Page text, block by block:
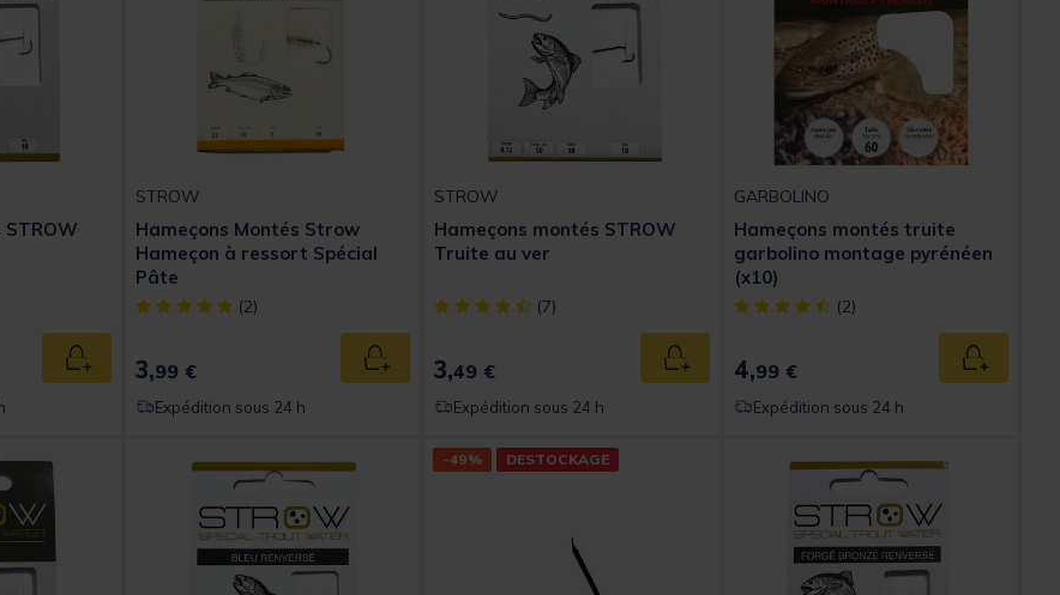
STROW
5 Customer Rating
Ajouter au panier
STROW
Hameçons Montés Strow
Hameçon à ressort Spécial
Pâte
[object Object] out of 5 Customer Rating
(2)
3,99 € Ajouter au panier
Expédition sous 24 h
STROW
Hameçons montés STROW
Truite au ver
[object Object] out of 5 Customer Rating
(7)
3,49 € Ajouter au panier
Expédition sous 24 h
GARBOLINO
Hameçons montés truite
garbolino montage pyrénéen
(x10)
[object Object] out of 5 Customer Rating
(2)
4,99 € Ajouter
Expédition sous 24 h
-49% DESTOCKAGE